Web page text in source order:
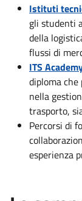
Istituti
gli studenti
della
flussi di
ITS
diploma
nella
trasporto,
Percorsi di
esperienza